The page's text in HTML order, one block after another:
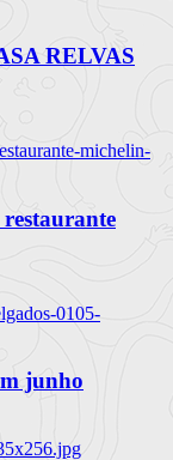
RELVAS
michelin-
0105-
junho